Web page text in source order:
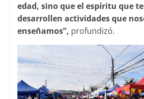
edad, sino que el espíritu que
desarrollen actividades que
enseñamos”, profundizó.